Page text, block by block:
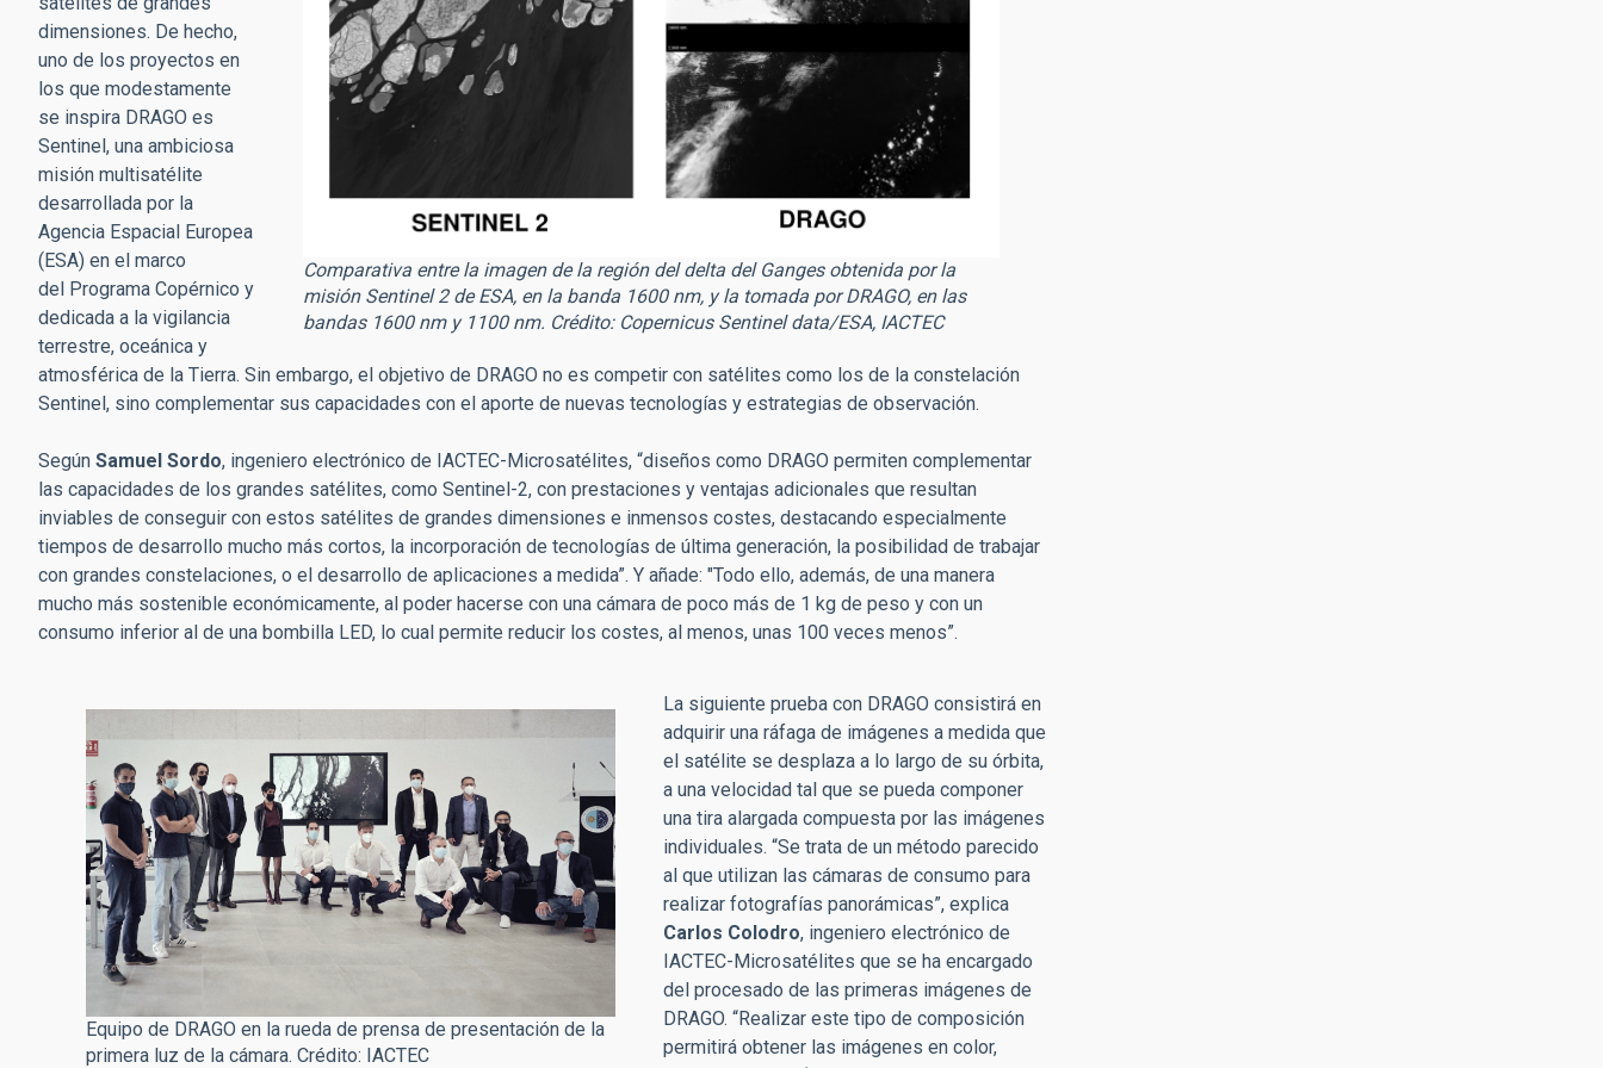
Comparativa entre la imagen de la región del delta del Ganges obtenida por la
misión Sentinel 2 de ESA, en la banda 1600 nm, y la tomada por DRAGO, en las
bandas 1600 nm y 1100 nm. Crédito: Copernicus Sentinel data/ESA, IACTEC
dimensiones. De hecho,
uno de los proyectos en
los que modestamente
se inspira DRAGO es
Sentinel, una ambiciosa
misión multisatélite
desarrollada por la
Agencia Espacial Europea
(ESA) en el marco
del Programa Copérnico y
dedicada a la vigilancia
terrestre, oceánica y
atmosférica de la Tierra. Sin embargo, el objetivo de DRAGO no es competir con satélites como los de la constelación
Sentinel, sino complementar sus capacidades con el aporte de nuevas tecnologías y estrategias de observación.
Según Samuel Sordo, ingeniero electrónico de IACTEC-Microsatélites, “diseños como DRAGO permiten complementar
las capacidades de los grandes satélites, como Sentinel-2, con prestaciones y ventajas adicionales que resultan
inviables de conseguir con estos satélites de grandes dimensiones e inmensos costes, destacando especialmente
tiempos de desarrollo mucho más cortos, la incorporación de tecnologías de última generación, la posibilidad de trabajar
con grandes constelaciones, o el desarrollo de aplicaciones a medida”. Y añade: "Todo ello, además, de una manera
mucho más sostenible económicamente, al poder hacerse con una cámara de poco más de 1 kg de peso y con un
consumo inferior al de una bombilla LED, lo cual permite reducir los costes, al menos, unas 100 veces menos”.
Equipo de DRAGO en la rueda de prensa de presentación de la
primera luz de la cámara. Crédito: IACTEC
La siguiente prueba con DRAGO consistirá en
adquirir una ráfaga de imágenes a medida que
el satélite se desplaza a lo largo de su órbita,
a una velocidad tal que se pueda componer
una tira alargada compuesta por las imágenes
individuales. “Se trata de un método parecido
al que utilizan las cámaras de consumo para
realizar fotografías panorámicas”, explica
Carlos Colodro, ingeniero electrónico de
IACTEC-Microsatélites que se ha encargado
del procesado de las primeras imágenes de
DRAGO. “Realizar este tipo de composición
permitirá obtener las imágenes en color,